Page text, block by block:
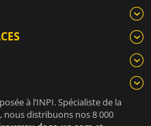
à l’INPI. Spécialiste de la
nous distribuons nos 8 000